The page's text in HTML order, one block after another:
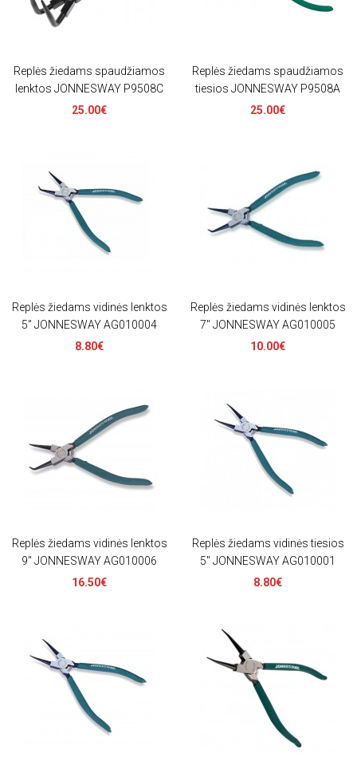
Replės žiedams spaudžiamos
lenktos JONNESWAY P9508C
25.00€
Replės žiedams spaudžiamos
tiesios JONNESWAY P9508A
25.00€
Replės žiedams vidinės lenktos
5" JONNESWAY AG010004
8.80€
Replės žiedams vidinės lenktos
7" JONNESWAY AG010005
10.00€
Replės žiedams vidinės lenktos
9" JONNESWAY AG010006
16.50€
Replės žiedams vidinės tiesios
5" JONNESWAY AG010001
8.80€